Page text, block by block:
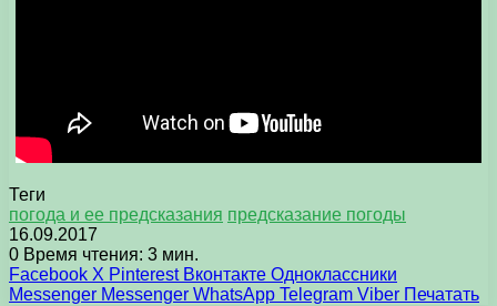
Теги
погода и ее предсказания предсказание погоды
16.09.2017
0 Время чтения: 3 мин.
Facebook X Pinterest Вконтакте Одноклассники
Messenger Messenger WhatsApp Telegram Viber Печатать